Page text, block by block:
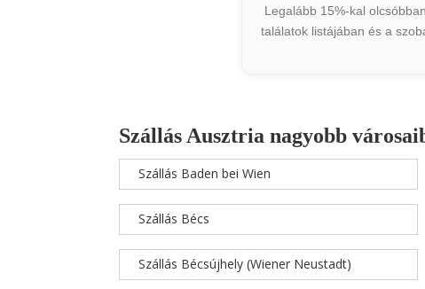
Legalább 15%-kal
találatok listájában és a
Szállás Ausztria nagyobb
Szállás Baden bei Wien
Szállás Bécs
Szállás Bécsújhely (Wiener Neustadt)